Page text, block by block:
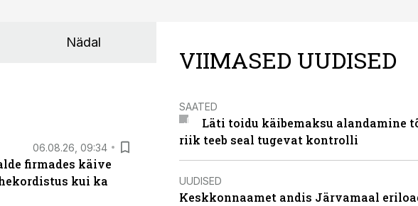
Nädal
06.08.26, 09:34
firmades käive
kui ka
VIIMASED UUDISED
SAATED
Läti toidu käibemaksu alandamine
riik teeb seal tugevat kontrolli
UUDISED
Keskkonnaamet andis Järvamaal